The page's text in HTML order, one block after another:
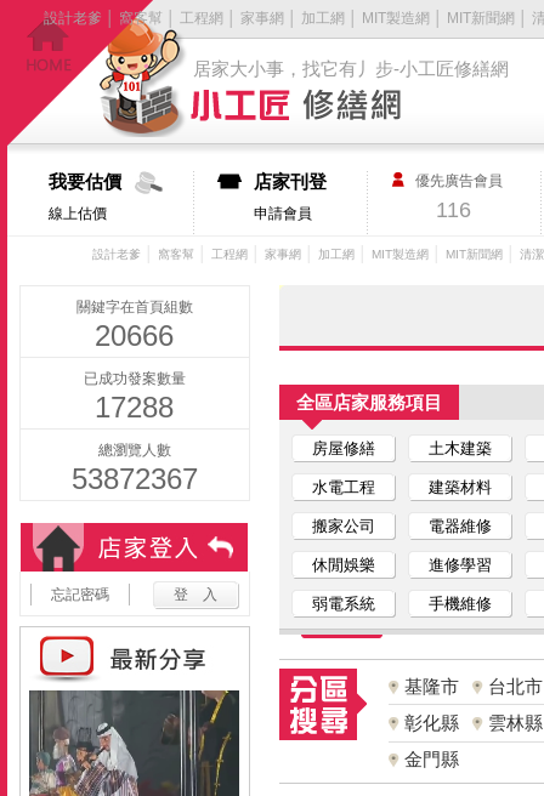
居家大小事，找它有丿步-小工匠修繕網
設計老爹 窩客幫 工程網 家事網 加工網 MIT製造網 MIT新聞網
我要估價
線上估價
店家刊登
申請會員
優先廣告會員
116
設計老爹 窩客幫 工程網 家事網 加工網 MIT製造網 MIT新聞網 清
關鍵字在首頁組數
20666
已成功發案數量
17288
總瀏覽人數
53872367
忘記密碼
全區店家服務項目
房屋修繕 土木建築
水電工程 建築材料
搬家公司 電器維修
休閒娛樂 進修學習
弱電系統 手機維修
基隆市
台北市
彰化縣
雲林縣
金門縣